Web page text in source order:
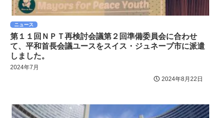
ニュース
第１１回ＮＰＴ再検討会議第２回準備委員会に合わせ
て、平和首長会議ユースをスイス・ジュネーブ市に派遣
しました。
2024年7月
2024年8月22日